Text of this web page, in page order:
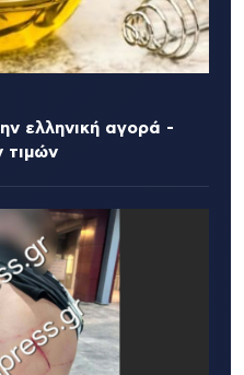
ελληνική αγορά -
τιμών